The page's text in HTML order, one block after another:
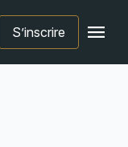
S’inscrire menu